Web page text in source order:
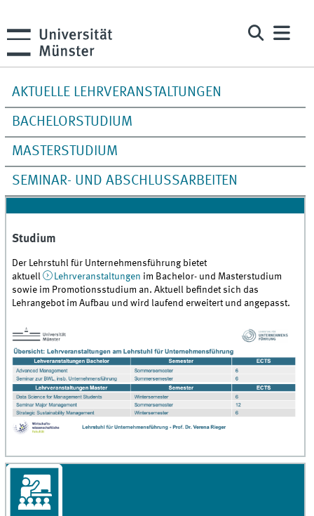
AKTUELLE LEHRVERANSTALTUNGEN
BACHELORSTUDIUM
MASTERSTUDIUM
SEMINAR- UND ABSCHLUSSARBEITEN
Studium
Der Lehrstuhl für Unternehmensführung bietet
aktuell
Lehrveranstaltungen im Bachelor- und Masterstudium
sowie im Promotionsstudium an. Aktuell befindet sich das
Lehrangebot im Aufbau und wird laufend erweitert und angepasst.